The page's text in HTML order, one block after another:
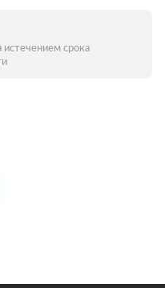
срока